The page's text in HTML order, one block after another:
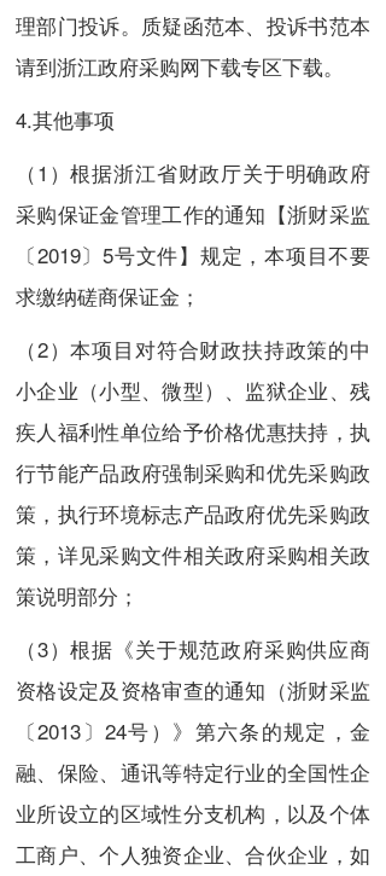
理部门投诉。质疑函范本、投诉书范本
请到浙江政府采购网下载专区下载。
4.其他事项
（1）根据浙江省财政厅关于明确政府
采购保证金管理工作的通知【浙财采监
〔2019〕5号文件】规定，本项目不要
求缴纳磋商保证金；
（2）本项目对符合财政扶持政策的中
小企业（小型、微型）、监狱企业、残
疾人福利性单位给予价格优惠扶持，执
行节能产品政府强制采购和优先采购政
策，执行环境标志产品政府优先采购政
策，详见采购文件相关政府采购相关政
策说明部分；
（3）根据《关于规范政府采购供应商
资格设定及资格审查的通知（浙财采监
〔2013〕24号）》第六条的规定，金
融、保险、通讯等特定行业的全国性企
业所设立的区域性分支机构，以及个体
工商户、个人独资企业、合伙企业，如